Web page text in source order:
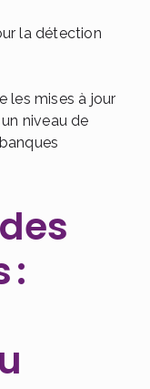
la détection
les mises à jour
niveau de
: